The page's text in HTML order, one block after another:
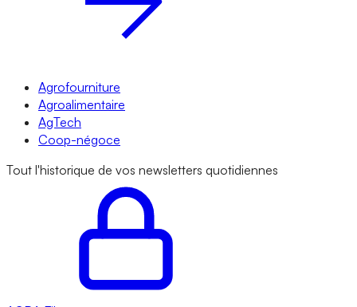
Agrofourniture
Agroalimentaire
AgTech
Coop-négoce
Tout l'historique de vos newsletters quotidiennes